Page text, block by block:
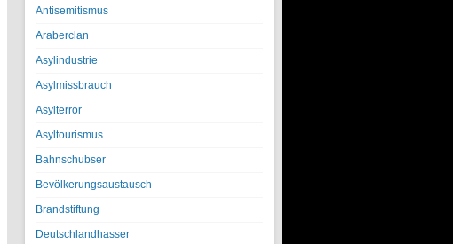
Antisemitismus
Araberclan
Asylindustrie
Asylmissbrauch
Asylterror
Asyltourismus
Bahnschubser
Bevölkerungsaustausch
Brandstiftung
Deutschlandhasser